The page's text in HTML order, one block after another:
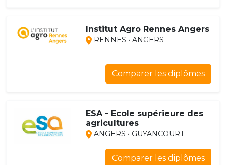
Institut Agro Rennes Angers
RENNES • ANGERS
Comparer les diplômes
ESA - Ecole supérieure des
agricultures
ANGERS • GUYANCOURT
Comparer les diplômes